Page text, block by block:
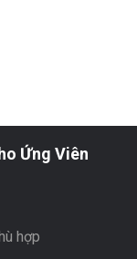
Ứng Viên
hợp